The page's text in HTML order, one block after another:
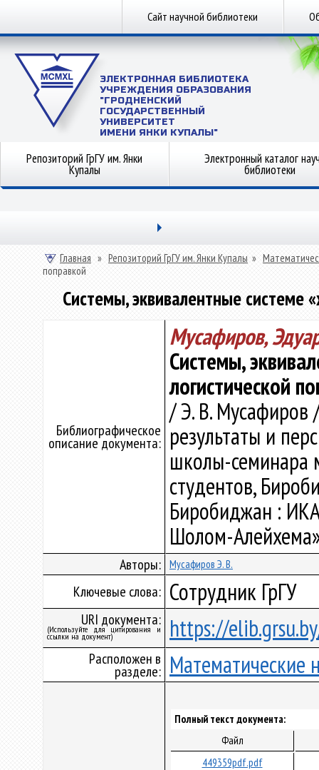
Сайт научной библиотеки
ЭЛЕКТРОННАЯ БИБЛИОТЕКА
УЧРЕЖДЕНИЯ ОБРАЗОВАНИЯ
"ГРОДНЕНСКИЙ
ГОСУДАРСТВЕННЫЙ
УНИВЕРСИТЕТ
ИМЕНИ ЯНКИ КУПАЛЫ"
Репозиторий ГрГУ им. Янки
Купалы
Электронный каталог
библиотеки
Главная » Репозиторий ГрГУ им. Янки Купалы »
поправкой
Системы, эквивалентные системе
Библиографическое
описание документа:
Мусафиров,
Системы,
логистической
/ Э. В. Мусафиров
результаты и
школы-семинара
студентов,
Биробиджан :
Шолом-
Авторы: Мусафиров Э. В.
Ключевые слова: Сотрудник ГрГУ
URI документа:
(Используйте для цитирования и
ссылки на документ) https://
Расположен в
разделе: Математические
Полный текст документа:
Файл
449359pdf.pdf